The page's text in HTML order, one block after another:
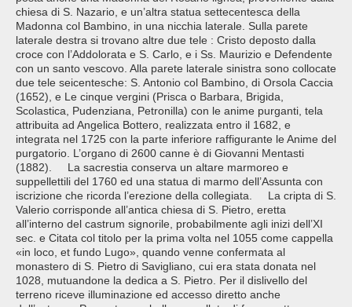
chiesa di S. Nazario, e un’altra statua settecentesca della
Madonna col Bambino, in una nicchia laterale. Sulla parete
laterale destra si trovano altre due tele : Cristo deposto dalla
croce con l’Addolorata e S. Carlo, e i Ss. Maurizio e Defendente
con un santo vescovo. Alla parete laterale sinistra sono collocate
due tele seicentesche: S. Antonio col Bambino, di Orsola Caccia
(1652), e Le cinque vergini (Prisca o Barbara, Brigida,
Scolastica, Pudenziana, Petronilla) con le anime purganti, tela
attribuita ad Angelica Bottero, realizzata entro il 1682, e
integrata nel 1725 con la parte inferiore raffigurante le Anime del
purgatorio. L’organo di 2600 canne è di Giovanni Mentasti
(1882). La sacrestia conserva un altare marmoreo e
suppellettili del 1760 ed una statua di marmo dell’Assunta con
iscrizione che ricorda l’erezione della collegiata. La cripta di S.
Valerio corrisponde all’antica chiesa di S. Pietro, eretta
all’interno del castrum signorile, probabilmente agli inizi dell’XI
sec. e Citata col titolo per la prima volta nel 1055 come cappella
«in loco, et fundo Lugo», quando venne confermata al
monastero di S. Pietro di Savigliano, cui era stata donata nel
1028, mutuandone la dedica a S. Pietro. Per il dislivello del
terreno riceve illuminazione ed accesso diretto anche